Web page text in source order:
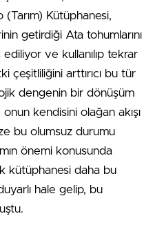
Kütüphanesi,
getirdiği Ata tohumlarını
ve kullanılıp tekrar
çeşitliliğini arttırıcı bu tür
dengenin bir dönüşüm
kendisini olağan akışı
bu olumsuz durumu
önemi konusunda
kütüphanesi daha bu
hale gelip, bu